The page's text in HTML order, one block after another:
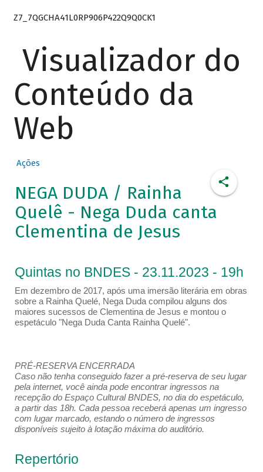
Z7_7QGCHA41L0RP906P422Q9Q0CK1
Visualizador do
Conteúdo da
Web
Ações
NEGA DUDA / Rainha
Quelê - Nega Duda canta
Clementina de Jesus
Quintas no BNDES - 23.11.2023 - 19h
Em dezembro de 2017, após uma imersão literária em obras
sobre a Rainha Quelé, Nega Duda compilou alguns dos
maiores sucessos de Clementina de Jesus e montou o
espetáculo "Nega Duda Canta Rainha Quelé".
PRÉ-RESERVA ENCERRADA
Caso não tenha conseguido fazer a pré-reserva de seu lugar
pela internet, você ainda pode encontrar ingressos na
recepção do Espaço Cultural BNDES, no dia do espetáculo,
a partir das 18h. Cada pessoa receberá apenas um ingresso
com lugar marcado, estando o número de ingressos
disponíveis sujeito à lotação máxima do auditório.
Repertório